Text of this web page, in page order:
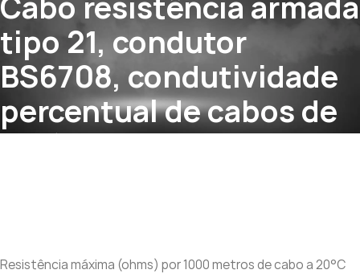
tipo 21, condutor
BS6708, condutividade
percentual de cabos de
4 núcleos em
Resistência máxima (ohms) por 1000 metros de cabo a 20°C